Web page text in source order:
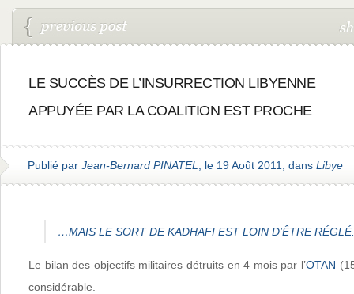
LE SUCCÈS DE L’INSURRECTION LIBYENNE
APPUYÉE PAR LA COALITION EST PROCHE
Publié par Jean-Bernard PINATEL , le 19 Août 2011, dans Libye
…MAIS LE SORT DE KADHAFI EST LOIN D’ÊTRE RÉGLÉ.
Le bilan des objectifs militaires détruits en 4 mois par l’OTAN
considérable.